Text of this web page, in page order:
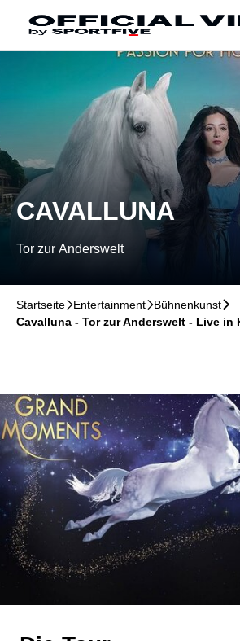
Navigation überspringen􀄫
CAVALLUNA
Tor zur Anderswelt
Startseite􀆊Entertainment􀆊Bühnenkunst􀆊
Cavalluna - Tor zur Anderswelt - Live in